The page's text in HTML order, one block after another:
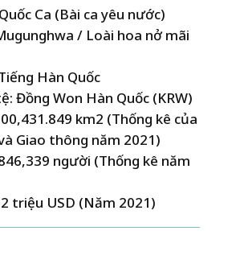
Ca (Bài ca yêu nước)
/ Loài hoa nở mãi
Hàn Quốc
Đồng Won Hàn Quốc (KRW)
km2 (Thống kê của
Giao thông năm 2021)
người (Thống kê năm
triệu USD (Năm 2021)